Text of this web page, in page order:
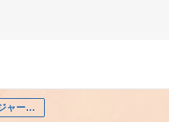
マネージャー（エンジニア）